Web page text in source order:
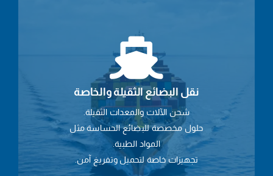
نقل البضائع الثقيلة والخاصة
شحن الآلات والمعدات الثقيلة.
حلول مخصصة للبضائع الحساسة مثل
المواد الطبية.
تجهيزات خاصة لتحميل وتفريغ آمن.